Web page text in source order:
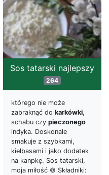
Sos tatarski najlepszy
264
którego nie może
zabraknąć do karkówki,
schabu czy pieczonego
indyka. Doskonale
smakuje z szybkami,
kiełbasami i jako dodatek
na kanpkę. Sos tatarski,
moja miłość © Składniki: